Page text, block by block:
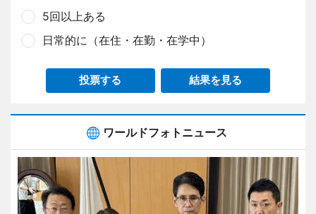
5回以上ある
日常的に（在住・在勤・在学中）
投票する 結果を見る
ワールドフォトニュース